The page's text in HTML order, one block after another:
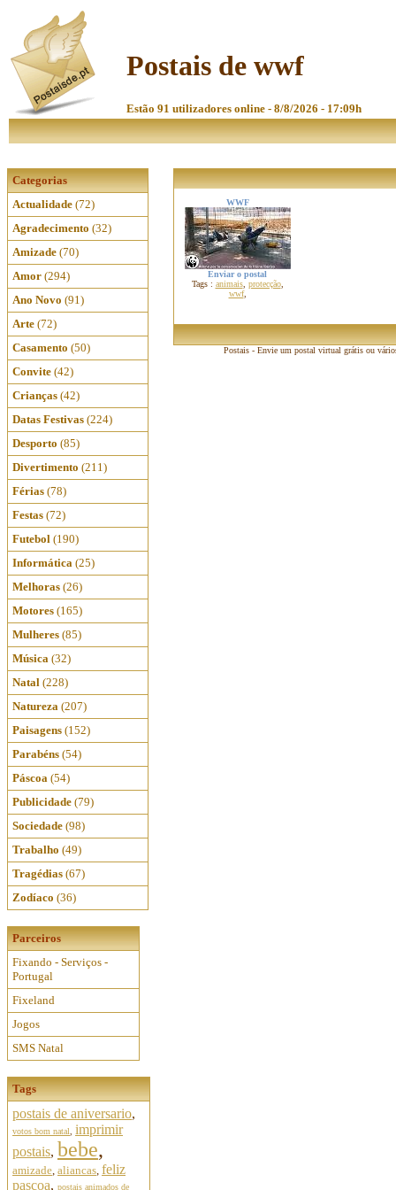
Postais de wwf
Estão 91 utilizadores online - 8/8/2026 - 17:09h
Categorias
Actualidade (72)
Agradecimento (32)
Amizade (70)
Amor (294)
Ano Novo (91)
Arte (72)
Casamento (50)
Convite (42)
Crianças (42)
Datas Festivas (224)
Desporto (85)
Divertimento (211)
Férias (78)
Festas (72)
Futebol (190)
Informática (25)
Melhoras (26)
Motores (165)
Mulheres (85)
Música (32)
Natal (228)
Natureza (207)
Paisagens (152)
Parabéns (54)
Páscoa (54)
Publicidade (79)
Sociedade (98)
Trabalho (49)
Tragédias (67)
Zodíaco (36)
Parceiros
Fixando - Serviços -
Portugal
Fixeland
Jogos
SMS Natal
Tags
postais de aniversario,
votos bom natal
imprimir
postais, bebe,
amizade, aliancas, feliz
pascoa, postais animados de
WWF
Enviar o postal
Tags : animais, protecção,
wwf,
Postais - Envie um postal virtual grátis ou